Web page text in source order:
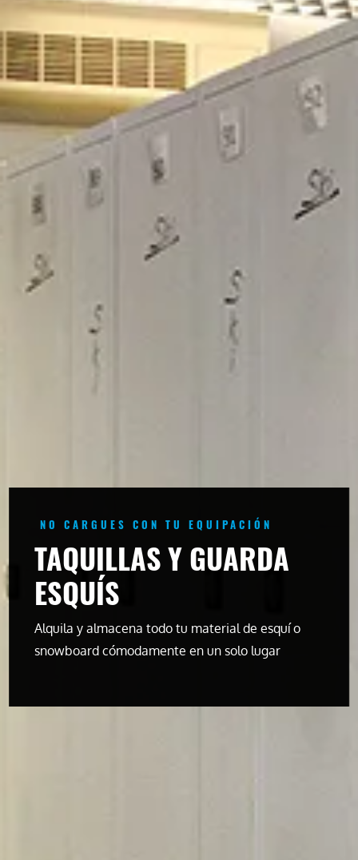
NO CARGUES CON TU EQUIPACIÓN
TAQUILLAS Y GUARDA
ESQUÍS
Alquila y almacena todo tu material de esquí o
snowboardcómodamente en un solo lugar